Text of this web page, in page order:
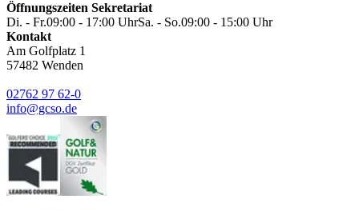
Öffnungszeiten Sekretariat
Di. - Fr.09:00 - 17:00 UhrSa. - So.09:00 - 15:00 Uhr
Kontakt
Am Golfplatz 1
57482 Wenden
02762 97 62-0
info@gcso.de